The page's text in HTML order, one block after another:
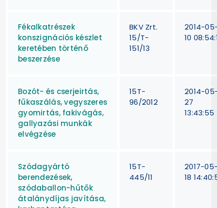
Fékalkatrészek
konszignációs készlet
keretében történő
beszerzése
BKV Zrt.
15/T-
151/13
2014-
10
Bozót- és cserjeirtás,
fűkaszálás, vegyszeres
gyomirtás, fakivágás,
gallyazási munkák
elvégzése
15T-
96/2012
2014-
27
13:43:55
Szódagyártó
berendezések,
szódaballon-hűtők
átalánydíjas javítása,
15T-
445/11
2017-
18